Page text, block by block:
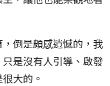
倒是頗感遺憾的，我
是沒有人引導、啟發
大的。